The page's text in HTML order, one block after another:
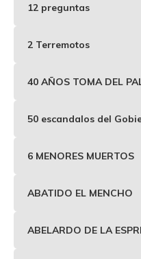
12 preguntas
2 Terremotos
40 AÑOS TOMA DEL
50 escandalos del
6 MENORES MUERTOS
ABATIDO EL MENCHO
ABELARDO DE LA